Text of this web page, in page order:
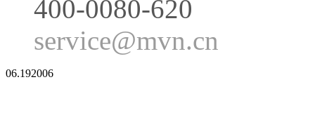
400-0080-620
service@mvn.cn
06.192006